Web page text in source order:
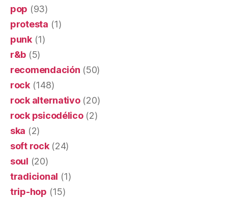
pop (93)
protesta (1)
punk(1)
r&b (5)
recomendación (50)
rock(148)
rock alternativo(20)
rock psicodélico(2)
ska (2)
soft rock(24)
soul (20)
tradicional (1)
trip-hop (15)